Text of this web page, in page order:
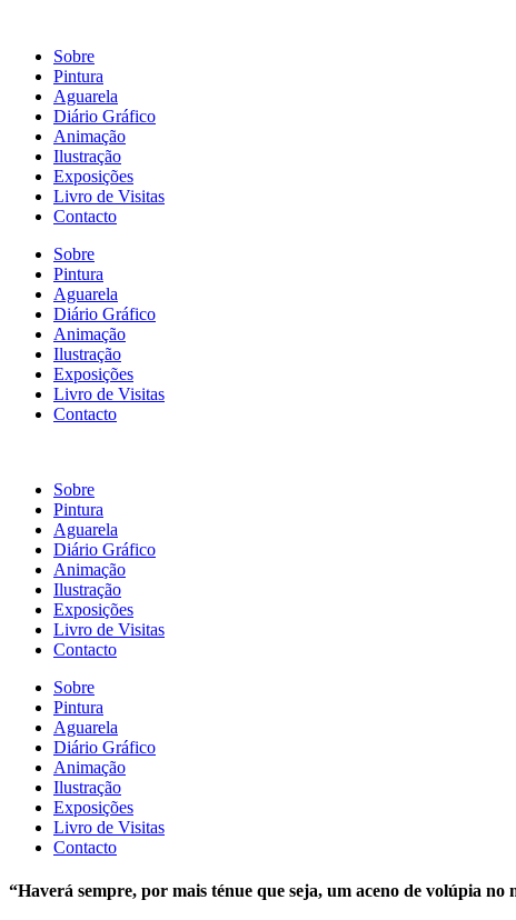
Sobre
Pintura
Aguarela
Diário Gráfico
Animação
Ilustração
Exposições
Livro de Visitas
Contacto
Sobre
Pintura
Aguarela
Diário Gráfico
Animação
Ilustração
Exposições
Livro de Visitas
Contacto
Sobre
Pintura
Aguarela
Diário Gráfico
Animação
Ilustração
Exposições
Livro de Visitas
Contacto
Sobre
Pintura
Aguarela
Diário Gráfico
Animação
Ilustração
Exposições
Livro de Visitas
Contacto
“Haverá sempre, por mais ténue que seja, um aceno de volúpia no